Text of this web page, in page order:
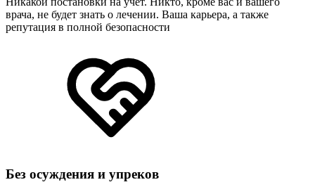
врача, не будет знать о лечении. Ваша карьера, а также
репутация в полной безопасности
Без осуждения и упреков